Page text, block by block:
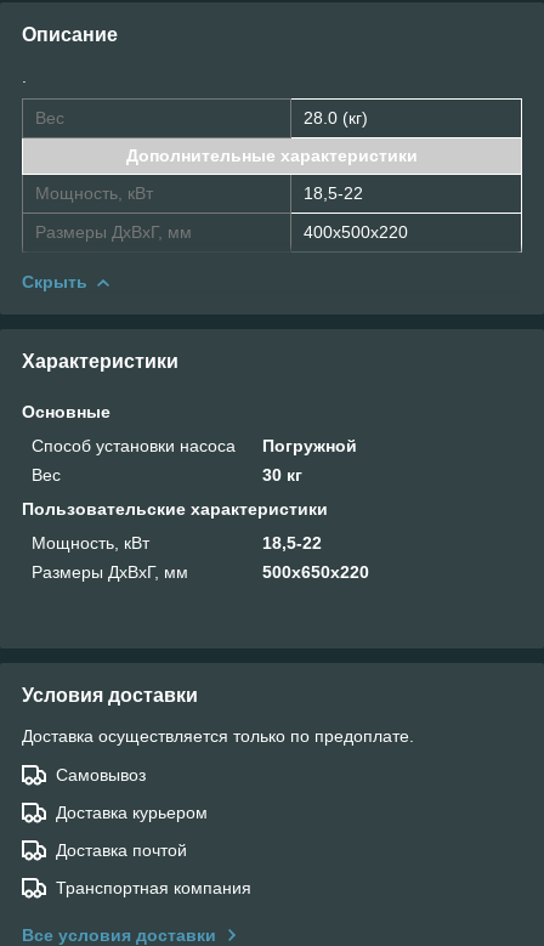
Описание
Вес
28.0 (кг)
Дополнительные характеристики
Мощность, кВт
18,5-22
Размеры ДхВхГ, мм
400x500x220
Скрыть
Характеристики
Основные
Способ установки насоса
Погружной
Вес
30 кг
Пользовательские характеристики
Мощность, кВт
18,5-22
Размеры ДхВхГ, мм
500х650х220
Условия доставки
Доставка осуществляется только по предоплате.
Самовывоз
Доставка курьером
Доставка почтой
Транспортная компания
Все условия доставки